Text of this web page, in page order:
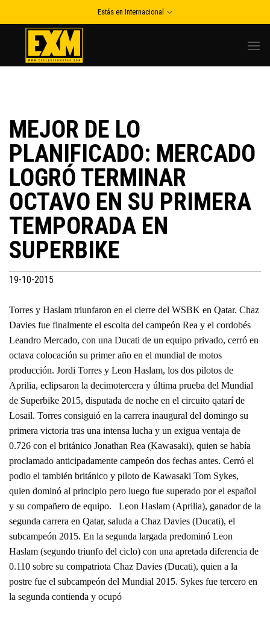
to
Estás en Internacional
MEJOR DE LO
PLANIFICADO: MERCADO
LOGRÓ TERMINAR
OCTAVO EN SU PRIMERA
TEMPORADA EN
SUPERBIKE
19-10-2015
Torres y Haslam triunfaron en el cierre del WSBK en Qatar. Chaz
Davies fue finalmente el escolta del campeón Rea y el cordobés
Leandro Mercado, con una Ducati de un equipo privado, cerró en
octava colocación su primer año en el mundial de motos
producción. Jordi Torres y Leon Haslam, los dos pilotos de
Aprilia, eclipsaron la decimotercera y última prueba del Mundial
de Superbike 2015, disputada de noche en el circuito qatarí de
Losail. Torres consiguió en la carrera inaugural del domingo su
primera victoria tras una intensa lucha y un exigua ventaja de
0.726 con el británico Jonathan Rea (Kawasaki), quien se había
proclamado anticipadamente campeón dos fechas antes. Cerró el
podio el también británico y piloto de Kawasaki Tom Sykes,
quien dominó al principio pero luego fue superado por el español
y su compañero de equipo. Leon Haslam (Aprilia), ganador de la
segunda carrera en Qatar, saluda a Chaz Davies (Ducati), el
subcampeón 2015. En la segunda largada predominó Leon
Haslam (segundo triunfo del ciclo) con una apretada diferencia de
0.110 sobre su compatriota Chaz Davies (Ducati), quien a la
postre fue el subcampeón del Mundial 2015. Sykes fue tercero en
la segunda contienda y ocupó